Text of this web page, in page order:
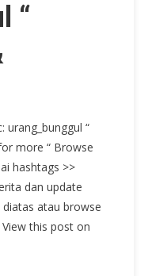
“
urang_bunggul “
more “ Browse
hashtags >>
dan update
diatas atau browse
this post on